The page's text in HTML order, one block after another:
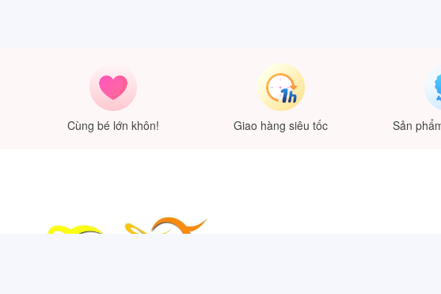
Cùng bé lớn khôn! Giao hàng siêu tốc Sản